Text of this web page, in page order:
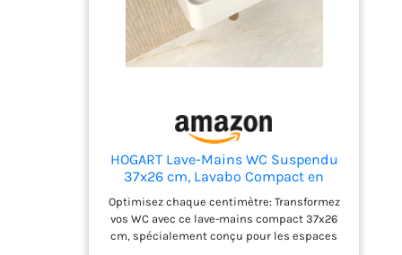
une petite pièce d'eau. Appréciez son
placard généreux, idéal pour ranger vos
articles de toilette de manière optimale.
【Design simple à assortir】On aime son
d'élégance et de modernité à votre salle de
bains. Un modèle intemporel à saisir.
HOGART Lave-Mains WC Suspendu
37x26 cm, Lavabo Compact en
Céramique Blanche, Gain de Place,
avec Trou Robinetterie, Sans Trop-
Plein, Petit Lavabo Toilettes Invités
Salle de Bain Moderne+
Optimisez chaque centimètre: Transformez
vos WC avec ce lave-mains compact 37x26
cm, spécialement conçu pour les espaces